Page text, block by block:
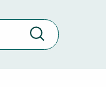
Trykk
søke